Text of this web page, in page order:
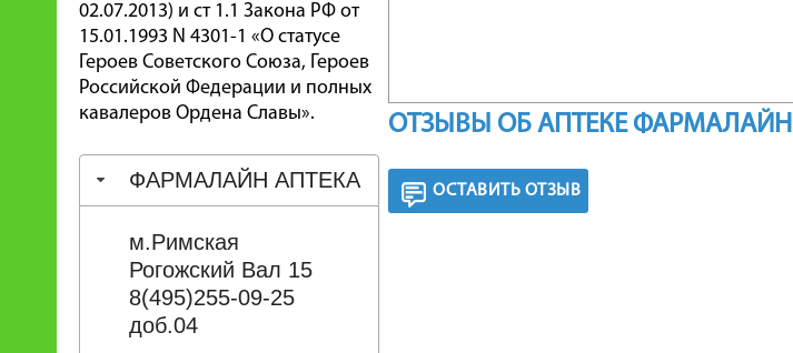
02.07.2013) и ст 1.1 Закона РФ от
15.01.1993 N 4301-1 «О статусе
Героев Советского Союза, Героев
Российской Федерации и полных
кавалеров Ордена Славы».
ФАРМАЛАЙН АПТЕКА
м.Римская
Рогожский Вал 15
8(495)255-09-25
доб.04
ОТЗЫВЫ ОБ АПТЕКЕ ФАРМАЛАЙН
ОСТАВИТЬ ОТЗЫВ